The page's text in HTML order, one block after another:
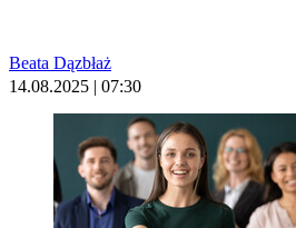
Beata Dązbłaż
14.08.2025 | 07:30